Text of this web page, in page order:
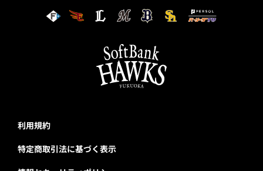
利用規約
特定商取引法に基づく表示